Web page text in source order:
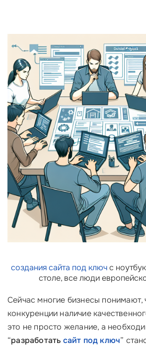
создания сайта под ключс
столе, все люди
Сейчас многие бизнесы понимают,
конкуренции наличие
это не просто желание, а
“разработать сайт под ключ”